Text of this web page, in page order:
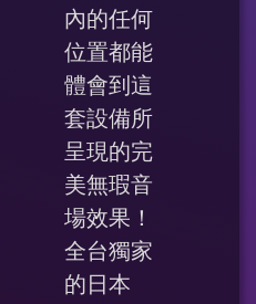
內的任何
位置都能
體會到這
套設備所
呈現的完
美無瑕音
場效果！
全台獨家
的日本